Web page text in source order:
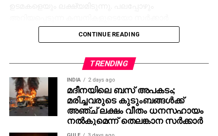
ഏജന്‍സികളുടെയോ പേരില്‍ വ്യാജ ജോലി
ലിസ്റ്റിംഗുകള്‍ സൃഷ്ടിക്കപ്പെടുന്നു. ഇരകളോട്
പ്രോസസ്സിംഗ് ഫീസ് എന്ന പേരില്‍ പണം അടയ്ക്കാനും
ആവശ്യപ്പെടുന്നതാണ് സാധാരണ രീതി. ചിലര്‍
മാല്‍വെയര്‍ ഇന്‍സ്റ്റാള്‍ ചെയ്യാനോ ഡാറ്റ
മോഷ്ടിക്കാനോ ലക്ഷ്യമിട്ടുള്ള വ്യാജ അഭിമുഖ
സോഫ്റ്റ്‌വെയറുകളും അയക്കുന്നു. ഇത്തരം തട്ടിപ്പുകള്‍
വ്യക്തികള്‍ക്കും സ്ഥാപനങ്ങള്‍ക്കും ഗുരുതരമായ
CONTINUE READING
TRENDING
INDIA 2 days ago
മദീനയിലെ ബസ് അപകടം;
മരിച്ചവരുടെ കുടുംബങ്ങള്‍ക്ക്
അഞ്ച് ലക്ഷം വീതം ധനസഹായം
നല്‍കുമെന്ന് തെലങ്കാന സര്‍ക്കാര്‍